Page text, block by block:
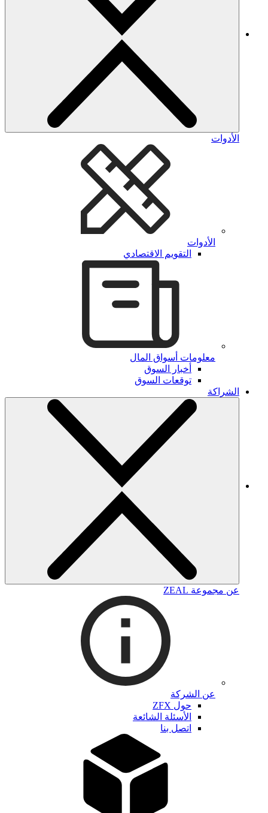
الأدوات
الأدوات
التقويم الاقتصادي
معلومات أسواق المال
أخبار السوق
توقعات السوق
الشراكة
عن مجموعة ZEAL
عن الشركة
حول ZFX
الأسئلة الشائعة
اتصل بنا